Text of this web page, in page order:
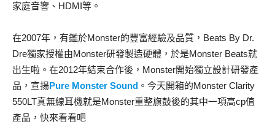
家庭音響、HDMI等。
在2007年，有鑑於Monster的豐富經驗及品質，Beats By Dr.
Dre獨家授權由Monster研發製造硬體，於是Monster Beats就
出生啦。在2012年結束合作後，Monster開始獨立設計研發產
品，宣揚Pure Monster Sound 。今天開箱的Monster Clarity
550LT真無線耳機就是Monster重整旗鼓後的其中一項高cp值
產品，快來看看吧